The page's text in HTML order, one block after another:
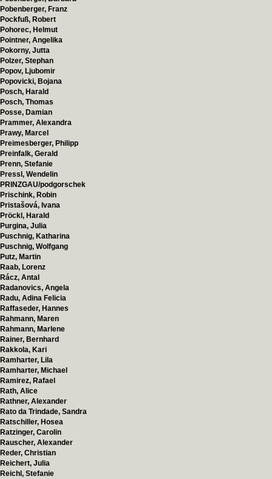
Pobenberger, Franz
Pockfuß, Robert
Pohorec, Helmut
Pointner, Angelika
Pokorny, Jutta
Polzer, Stephan
Popov, Ljubomir
Popovicki, Bojana
Posch, Harald
Posch, Thomas
Posse, Damian
Prammer, Alexandra
Prawy, Marcel
Preimesberger, Philipp
Preinfalk, Gerald
Prenn, Stefanie
Pressl, Wendelin
PRINZGAU/podgorschek
Prischink, Robin
Pristašová, Ivana
Pröckl, Harald
Purgina, Julia
Puschnig, Katharina
Puschnig, Wolfgang
Putz, Martin
Raab, Lorenz
Rácz, Antal
Radanovics, Angela
Radu, Adina Felicia
Raffaseder, Hannes
Rahmann, Maren
Rahmann, Marlene
Rainer, Bernhard
Rakkola, Kari
Ramharter, Lila
Ramharter, Michael
Ramirez, Rafael
Rath, Alice
Rathner, Alexander
Rato da Trindade, Sandra
Ratschiller, Hosea
Ratzinger, Carolin
Rauscher, Alexander
Reder, Christian
Reichert, Julia
Reichl, Stefanie